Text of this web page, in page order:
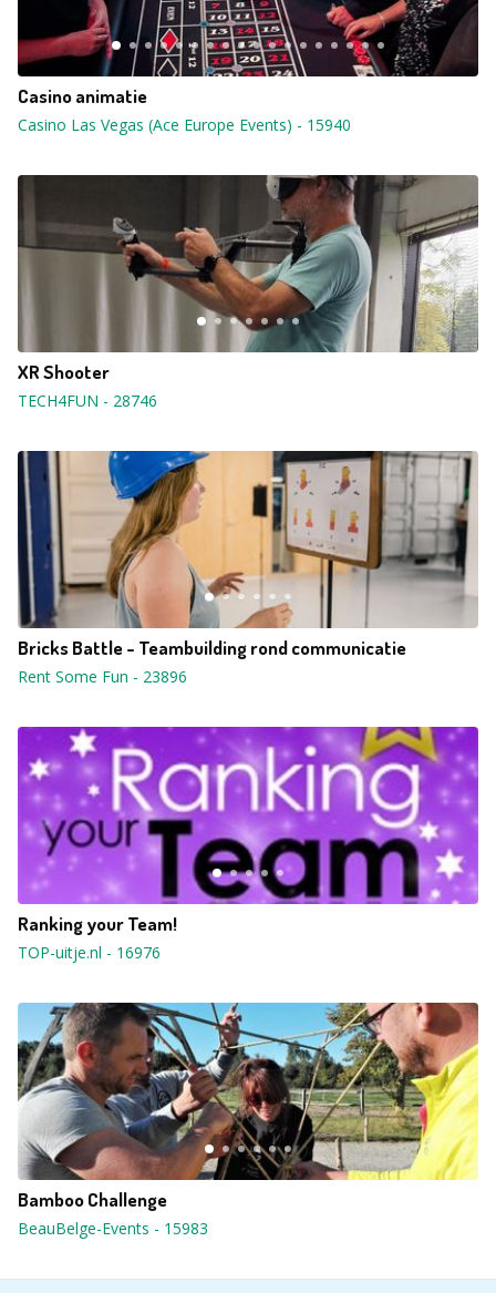
Casino animatie
Casino Las Vegas (Ace Europe Events) - 15940
XR Shooter
TECH4FUN - 28746
Bricks Battle - Teambuilding rond communicatie
Rent Some Fun - 23896
Ranking your Team!
TOP-uitje.nl - 16976
Bamboo Challenge
BeauBelge-Events - 15983